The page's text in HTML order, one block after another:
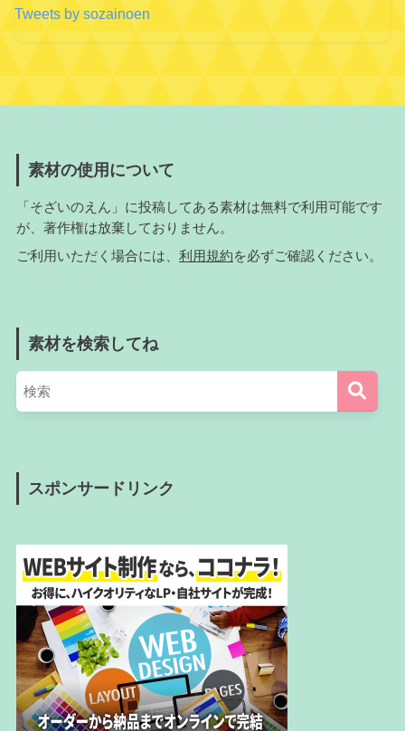
Tweets by sozainoen
素材の使用について
「そざいのえん」に投稿してある素材は無料で利用可能です
が、著作権は放棄しておりません。
ご利用いただく場合には、 利用規約を必ずご確認ください。
素材を検索してね
スポンサードリンク